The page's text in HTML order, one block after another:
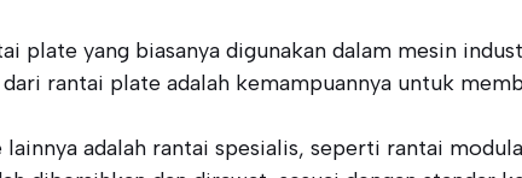
plate yang biasanya digunakan dalam mesin
rantai plate adalah kemampuannya untuk
adalah rantai spesialis, seperti rantai